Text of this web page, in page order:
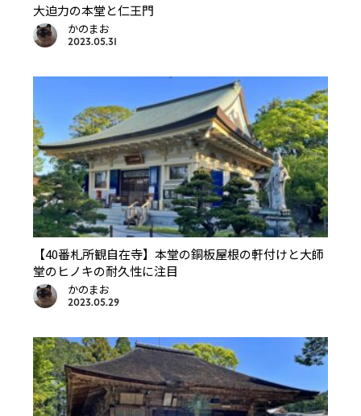
大迫力の本堂と仁王門
かのまお
2023.05.31
【40番札所観自在寺】本堂の銅板屋根の軒付けと大師
堂のヒノキの耐久性に注目
かのまお
2023.05.29